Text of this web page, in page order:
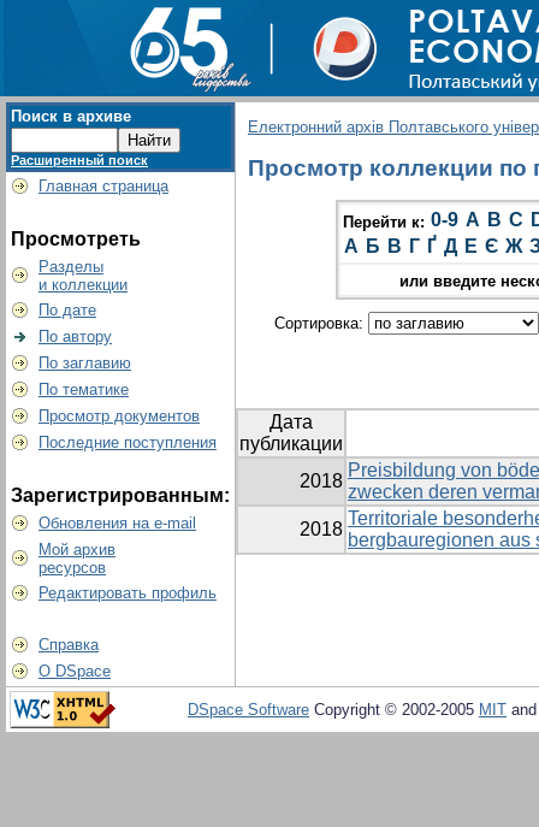
Поиск в архиве
Расширенный поиск
Главная страница
Просмотреть
Разделы
и коллекции
По дате
По автору
По заглавию
По тематике
Просмотр документов
Последние поступления
Зарегистрированным:
Обновления на e-mail
Мой архив
ресурсов
Редактировать профиль
Справка
О DSpace
Електронний архів Полтавського
Просмотр коллекции по
Перейти к: 0-9 A B C
А Б В Г Ґ Д Е Є Ж
или введите
Сортировка:
Дата
публикации
2018
Preisbildung von
zwecken deren
2018
Territoriale
bergbauregionen
DSpace Software Copyright © 2002-2005 MIT